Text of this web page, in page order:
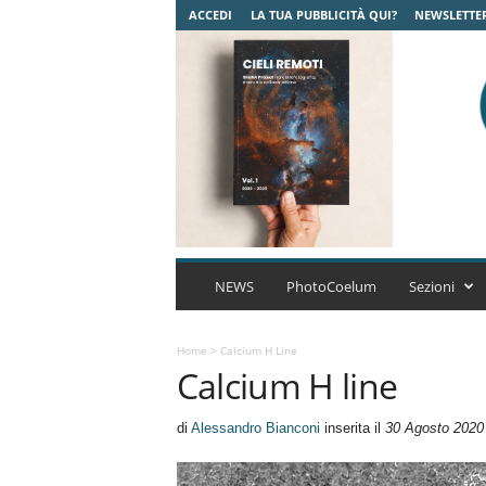
ACCEDI LA TUA PUBBLICITÀ QUI?
C
A
r
NEWS PhotoCoelum Sezioni
Home > Calcium H Line
Calcium H line
di Alessandro Bianconi inserita il 30 Agosto 2020